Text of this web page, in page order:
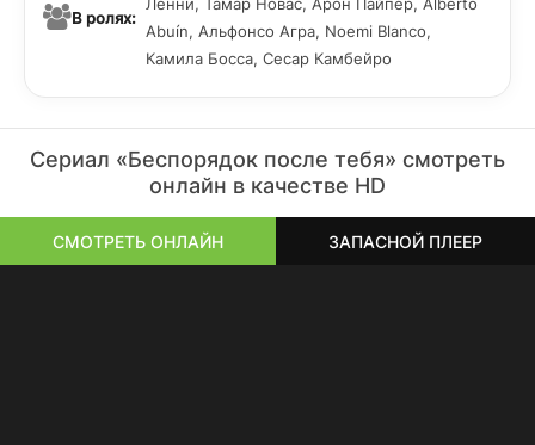
В ролях:
Abuín, Альфонсо Агра, Noemi Blanco,
Камила Босса, Сесар Камбейро
Сериал «Беспорядок после тебя» смотреть
онлайн в качестве HD
СМОТРЕТЬ ОНЛАЙН ЗАПАСНОЙ ПЛЕЕР